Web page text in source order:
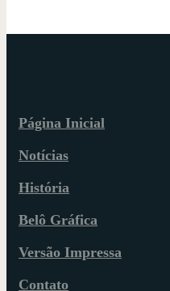
Página Inicial
Notícias
História
Belô Gráfica
Versão Impressa
Contato